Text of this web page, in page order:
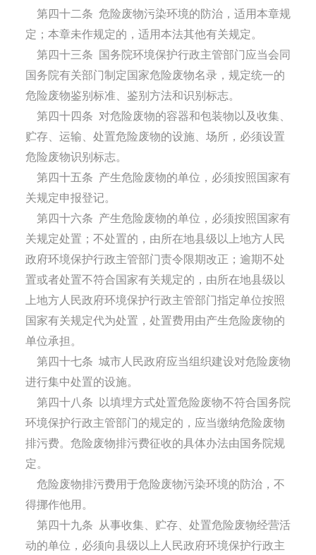
第四十二条 危险废物污染环境的防治，适用本章规
定；本章未作规定的，适用本法其他有关规定。
第四十三条
国务院环境保护行政主管部门应当会同
国务院有关部门制定国家危险废物名录，规定统一的
危险废物鉴别标准、鉴别方法和识别标志。
第四十四条 对危险废物的容器和包装物以及收集、
贮存、运输、处置危险废物的设施、场所，必须设置
危险废物识别标志。
第四十五条 产生危险废物的单位，必须按照国家有
关规定申报登记。
第四十六条 产生危险废物的单位，必须按照国家有
关规定处置；不处置的，由所在地县级以上地方人民
政府环境保护行政主管部门责令限期改正；逾期不处
置或者处置不符合国家有关规定的，由所在地县级以
上地方人民政府环境保护行政主管部门指定单位按照
国家有关规定代为处置，处置费用由产生危险废物的
单位承担。
第四十七条 城市人民政府应当组织建设对危险废物
进行集中处置的设施。
第四十八条
以填埋方式处置危险废物不符合国务院
环境保护行政主管部门的规定的，应当缴纳危险废物
排污费。危险废物排污费征收的具体办法由国务院规
定。
危险废物排污费用于危险废物污染环境的防治，不
得挪作他用。
第四十九条
从事收集、贮存、处置危险废物经营活
动的单位，必须向县级以上人民政府环境保护行政主